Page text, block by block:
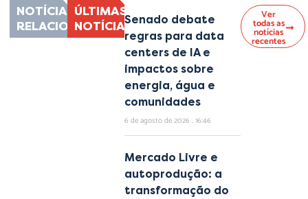
NOTÍCIAS
RELACIONADAS
ÚLTIMAS
NOTÍCIASSenado debate
regras para data
centers de IA e
impactos sobre
energia, água e
comunidades
6 de agosto de 2026 16:46
Mercado Livre e
autoprodução: a
transformação do
Ver
todas as
notícias
recentes